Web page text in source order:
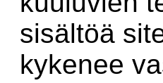
sisältöä
kykenee